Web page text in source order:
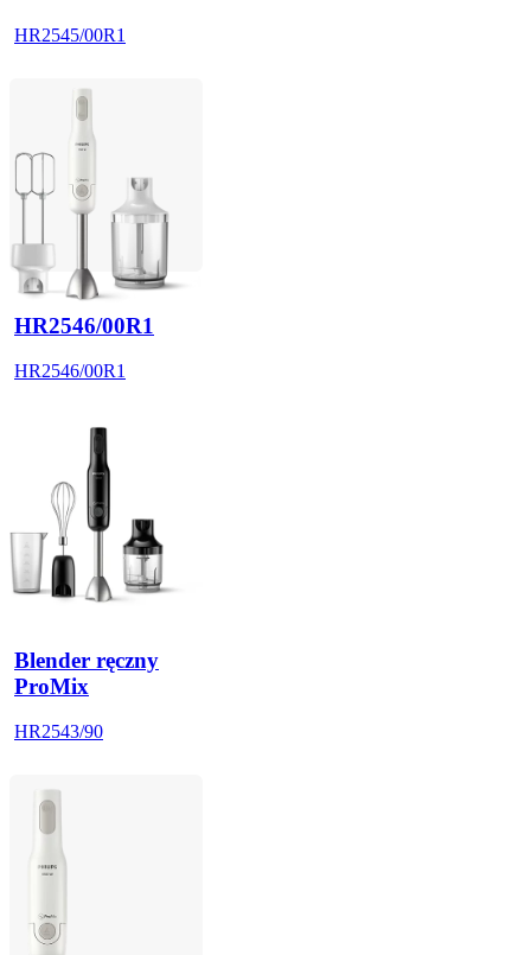
HR2545/00R1
HR2546/00R1
HR2546/00R1
Blender ręczny
ProMix
HR2543/90